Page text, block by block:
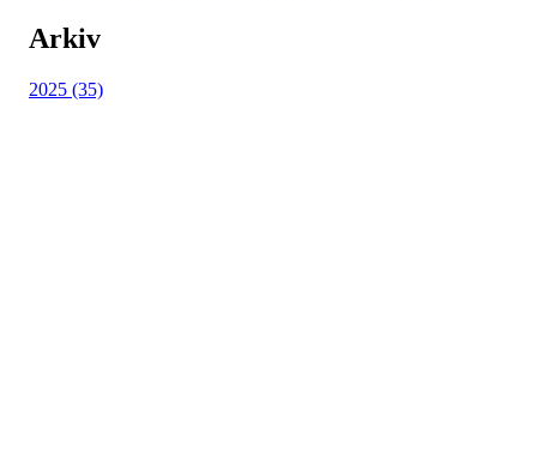
Arkiv
2025 (35)